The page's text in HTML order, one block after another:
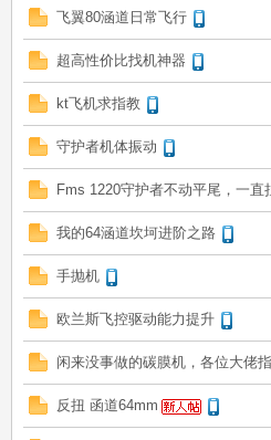
飞翼80涵道日常飞行
超高性价比找机神器
kt飞机求指教
守护者机体振动
Fms 1220守护者不动平尾，一直
我的64涵道坎坷进阶之路
手抛机
欧兰斯飞控驱动能力提升
闲来没事做的碳膜机，各位大佬指
反扭 函道64mm